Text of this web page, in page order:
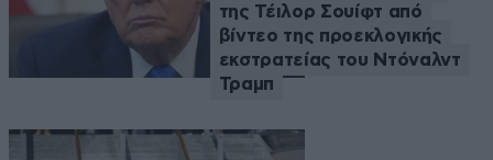
της Τέιλορ Σουίφτ από
βίντεο της προεκλογικής
εκστρατείας του Ντόναλντ
Τραμπ